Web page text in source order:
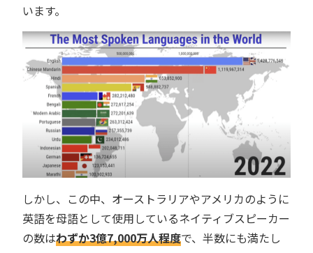
います。
しかし、この中、オーストラリアやアメリカのように
英語を母語として使用しているネイティブスピーカー
の数はわずか3億7,000万人程度で、半数にも満たし